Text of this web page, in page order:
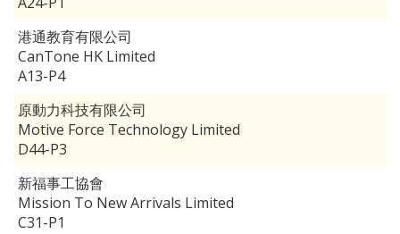
港通教育有限公司
CanTone HK Limited
A13-P4
原動力科技有限公司
Motive Force Technology Limited
D44-P3
新福事工協會
Mission To New Arrivals Limited
C31-P1